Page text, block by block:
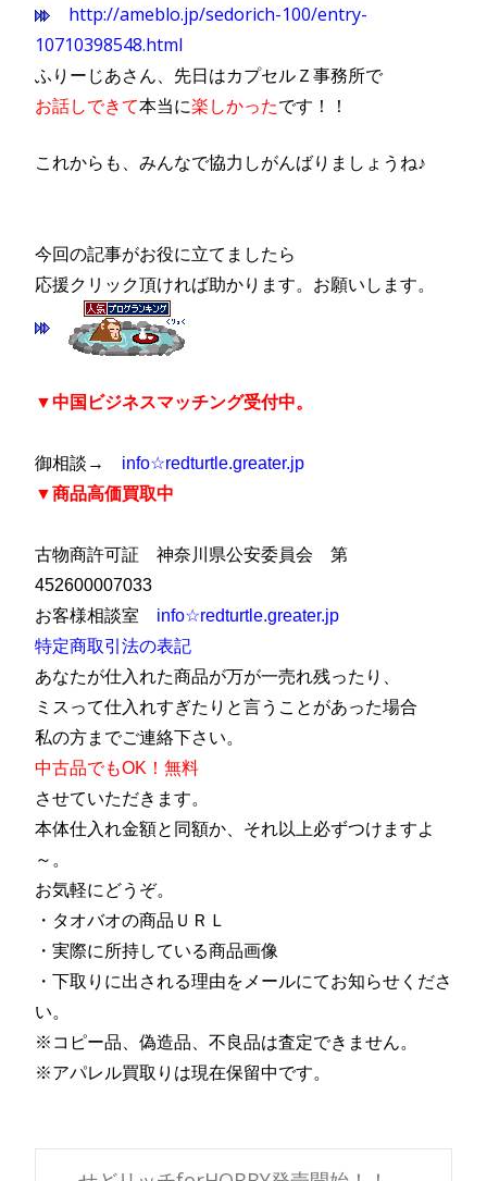
http://ameblo.jp/sedorich-100/entry-
10710398548.html
ふりーじあさん、先日はカプセルＺ事務所で
お話しできて本当に楽しかったです！！
これからも、みんなで協力しがんばりましょうね♪
今回の記事がお役に立てましたら
応援クリック頂ければ助かります。お願いします。
▼中国ビジネスマッチング受付中。
御相談→
info☆redturtle.greater.jp
▼商品高価買取中
古物商許可証 神奈川県公安委員会 第
452600007033
お客様相談室 info☆redturtle.greater.jp
特定商取引法の表記
あなたが仕入れた商品が万が一売れ残ったり、
ミスって仕入れすぎたりと言うことがあった場合
私の方までご連絡下さい。
中古品でもOK！ 無料
させていただきます。
本体仕入れ金額と 同額か、それ以上必ずつけますよ
～。
お気軽にどうぞ。
・タオバオの商品ＵＲＬ
・実際に所持している商品画像
・下取りに出される理由をメールにてお知らせくださ
い。
※コピー品、偽造品、不良品は査定できません。
※アパレル買取りは現在保留中です。